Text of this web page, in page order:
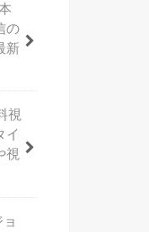
の
新
視
イ
視